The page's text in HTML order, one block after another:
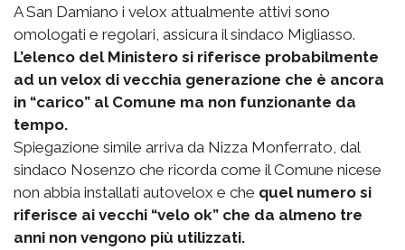
A San Damiano i velox attualmente attivi sono
omologati e regolari, assicura il sindaco Migliasso.
L’elenco del Ministero si riferisce probabilmente
ad un velox di vecchia generazione che è ancora
in “carico” al Comune ma non funzionante da
tempo.
Spiegazione simile arriva da Nizza Monferrato, dal
sindaco Nosenzo che ricorda come il Comune nicese
non abbia installati autovelox e che quel numero si
riferisce ai vecchi “velo ok” che da almeno tre
anni non vengono più utilizzati.